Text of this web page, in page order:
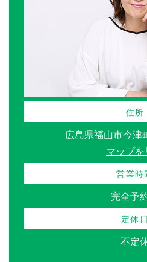
住所
広島県福山市今津
マップを
営業時
完全予
定休日
不定